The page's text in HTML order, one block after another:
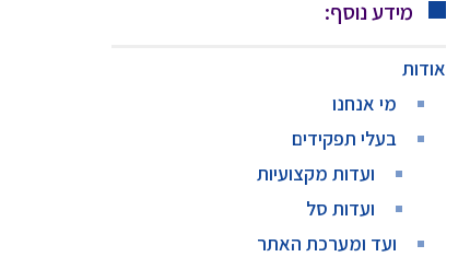
מידע נוסף:
אודות
מי אנחנו
בעלי תפקידים
ועדות מקצועיות
ועדות סל
ועד ומערכת האתר